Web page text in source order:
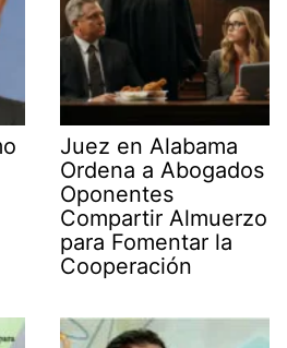
Juez en Alabama
Ordena a Abogados
Oponentes
Compartir Almuerzo
para Fomentar la
Cooperación